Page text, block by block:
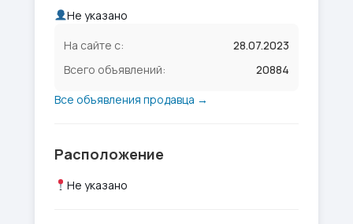
Не указано
На сайте с:
28.07.2023
Всего объявлений:
20884
Все объявления продавца →
Расположение
Не указано